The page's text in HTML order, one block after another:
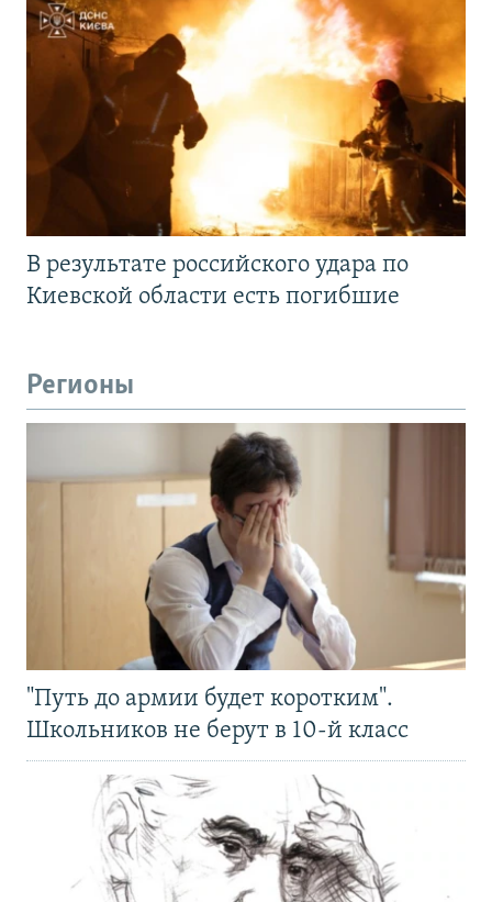
В результате российского удара по
Киевской области есть погибшие
Регионы
"Путь до армии будет коротким".
Школьников не берут в 10-й класс